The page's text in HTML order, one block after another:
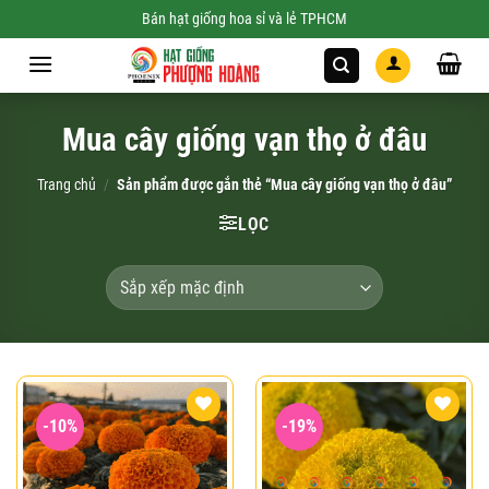
to
content
Bán hạt giống hoa sỉ và lẻ TPHCM
Mua cây giống vạn thọ ở đâu
Trang chủ / Sản phẩm được gắn thẻ “Mua cây giống vạn thọ ở đâu”
LỌC
-10%
Add to
-19%
Add to